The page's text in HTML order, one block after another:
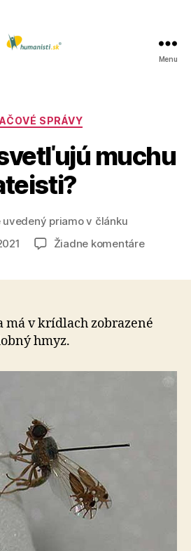
Menu
Kategórie
SPRÁVY
muchu
uvedený priamo v článku
Žiadne komentárena
ateisti?
v krídlach zobrazené
hmyz.